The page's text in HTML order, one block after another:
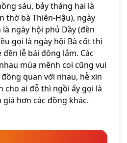
sáu, bảy tháng hai là
thờ bà Thiên-Hậu), ngày
ngày hội phủ Dầy (đền
gọi là ngày hội Bà cốt thì
lễ bái đông lắm. Các
múa mênh coi cũng vui
quan với nhau, hễ xin
cho ai đỗ thì ngồi ấy gọi là
hơn các đồng khác.